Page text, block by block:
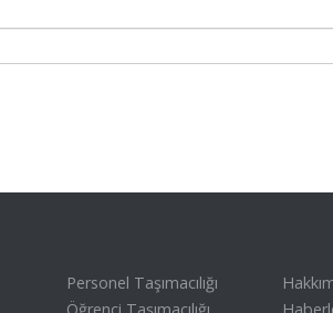
Personel Taşımacılığı